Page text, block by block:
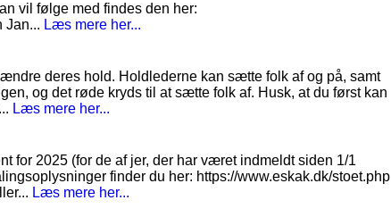
vil følge med findes den her:
Jan... Læs mere her...
deres hold. Holdlederne kan sætte folk af og på, samt
og det røde kryds til at sætte folk af. Husk, at du først kan
Læs mere her...
for 2025 (for de af jer, der har været indmeldt siden 1/1
finder du her: https://www.eskak.dk/stoet.php
Læs mere her...